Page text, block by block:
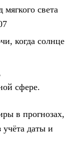
света
когда солнце
сфере.
в прогнозах,
даты и